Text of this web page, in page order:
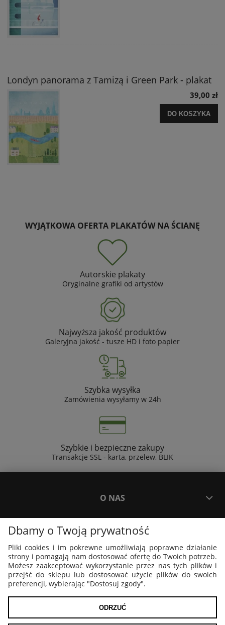
Londyn panorama z Tamizą i Green Park - plakat
39,00 zł
DO KOSZYKA
WYJĄTKOWA OFERTA PLAKATÓW NA ŚCIANĘ
Autorskie plakaty
Oryginalne grafiki od artystów
Najwyższa jakość produktów
Galeryjna jakość - tusze HD i foto papier
Szybka wysyłka
Zamówienia wysyłamy w 24h
Szybkie i bezpieczne zakupy
Transakcje SSL - karta, przelew, BLIK
O NAS
PŁATNOŚCI I DOSTAWA
PLAKATY I GRAFIKI
MOJE KONTO
Dbamy o Twoją prywatność
Pliki cookies i im pokrewne umożliwiają poprawne działanie
strony i pomagają nam dostosować ofertę do Twoich potrzeb.
Możesz zaakceptować wykorzystanie przez nas tych plików i
przejść do sklepu lub dostosować użycie plików do swoich
preferencji, wybierając "Dostosuj zgody".
ODRZUĆ